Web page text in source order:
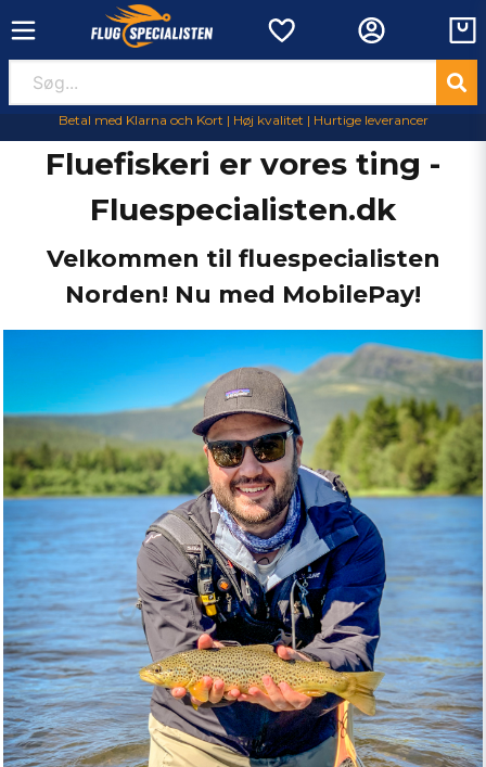
Betal med Klarna och Kort | Høj kvalitet | Hurtige leverancer
Fluefiskeri er vores ting -
Fluespecialisten.dk
Velkommen til fluespecialisten
Norden! Nu med MobilePay!